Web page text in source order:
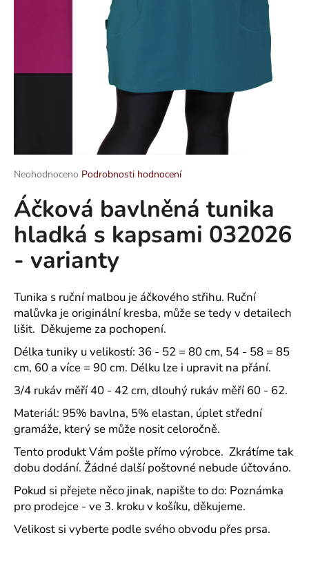
Průměrné
produktu
je
0,0
z
hvězdiček.
Neohodnoceno Podrobnosti hodnocení
Áčková bavlněná tunika
hladká s kapsami 032026
- varianty
Tunika s ruční malbou je áčkového střihu. Ruční
malůvka je originální kresba, může se tedy v detailech
lišit. Děkujeme za pochopení.
Délka tuniky u velikostí: 36 - 52 = 80 cm, 54 - 58 = 85
cm, 60 a více = 90 cm. Délku lze i upravit na přání.
3/4 rukáv měří 40 - 42 cm, dlouhý rukáv měří 60 - 62.
Materiál: 95% bavlna, 5% elastan, úplet střední
gramáže, který se může nosit celoročně.
Tento produkt Vám pošle přímo výrobce. Zkrátíme tak
dobu dodání. Žádné další poštovné nebude účtováno.
Pokud si přejete něco jinak, napište to do: Poznámka
pro prodejce - ve 3. kroku v košíku, děkujeme.
Velikost si vyberte podle svého obvodu přes prsa.
t
D
o
o
u
č
u
e
m
e
ROVNÝ
TEPLÁKOVÝ
KABÁT
-
VARIANTY
DÉLEK
1
200
Kč